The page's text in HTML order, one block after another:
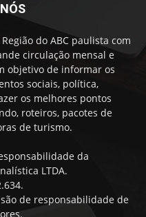
do ABC paulista com
circulação mensal e
objetivo de informar os
sociais, política,
os melhores pontos
roteiros, pacotes de
de turismo.
da
LTDA.
de responsabilidade de